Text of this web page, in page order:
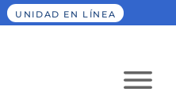
UNIDAD EN LÍNEA